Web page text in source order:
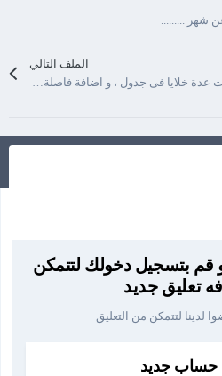
شهر .........
الملف التالي
بتسجيل دخولك لتتمكن
تعليق جديد
لدينا لتتمكن من التعليق
حساب جديد